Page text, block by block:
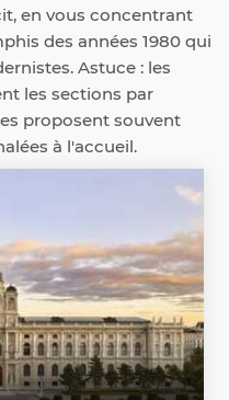
en vous concentrant
des années 1980 qui
Astuce : les
les sections par
proposent souvent
à l'accueil.